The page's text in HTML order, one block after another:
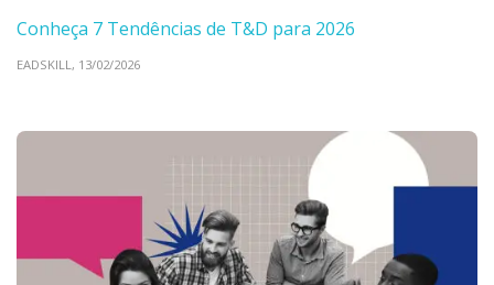
Conheça 7 Tendências de T&D para 2026
EADSKILL, 13/02/2026